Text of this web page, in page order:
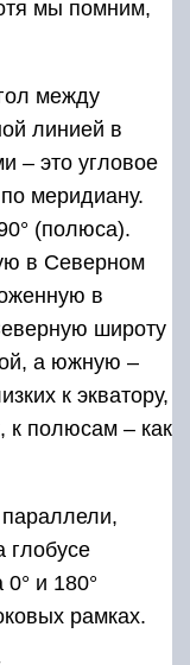
мы помним,
между
линией в
– это угловое
меридиану.
(полюса).
в Северном
в
широту
а южную –
к экватору,
к полюсам – как
глобусе
и 180°
рамках.